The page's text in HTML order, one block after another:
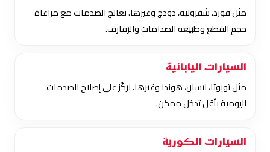
مثل فورد، شفروليه، دودج وغيرها. نعالج الصدمات مع مراعاة
حجم القطع وطبيعة الصدامات والرفارف.
السيارات اليابانية
مثل تويوتا، نيسان، هوندا وغيرها. نركّز على إصلاح الصدمات
اليومية بأقل تدخل ممكن.
السيارات الكورية